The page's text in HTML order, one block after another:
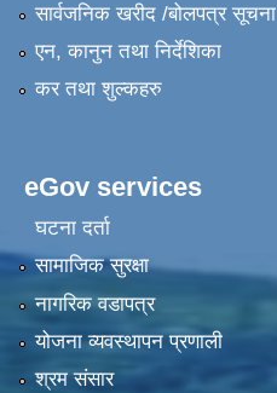
सार्वजनिक खरीद /बोलपत्र सूचना
एन, कानुन तथा निर्देशिका
कर तथा शुल्कहरु
eGov services
घटना दर्ता
सामाजिक सुरक्षा
नागरिक वडापत्र
योजना व्यवस्थापन प्रणाली
श्रम संसार